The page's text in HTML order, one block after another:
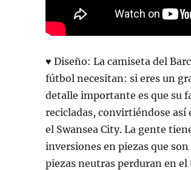
♥ Diseño: La camiseta del
fútbol necesitan: si eres un
detalle importante es que su
recicladas, convirtiéndose así
el Swansea City. La gente
inversiones en piezas que
piezas neutras perduran en